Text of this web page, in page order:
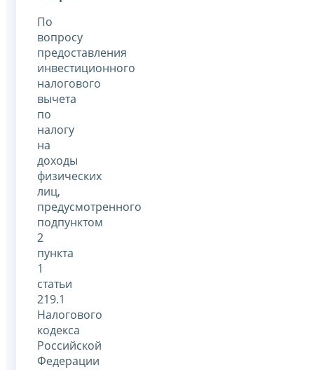
По
вопросу
предоставления
инвестиционного
налогового
вычета
по
налогу
на
доходы
физических
лиц,
предусмотренного
подпунктом
2
пункта
1
статьи
219.1
Налогового
кодекса
Российской
Федерации